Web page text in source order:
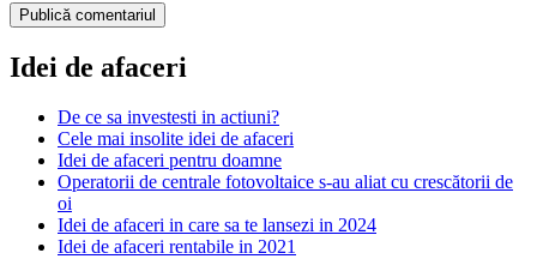
Idei de afaceri
De ce sa investesti in actiuni?
Cele mai insolite idei de afaceri
Idei de afaceri pentru doamne
Operatorii de centrale fotovoltaice s-au aliat cu crescătorii de
oi
Idei de afaceri in care sa te lansezi in 2024
Idei de afaceri rentabile in 2021